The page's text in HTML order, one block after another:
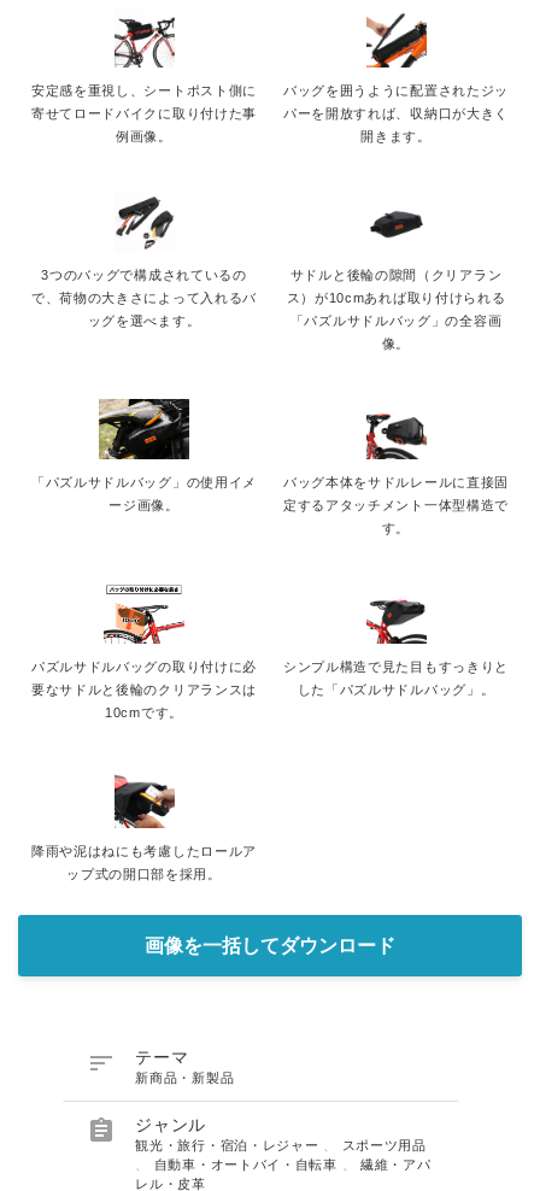
安定感を重視し、シートポスト側に
寄せてロードバイクに取り付けた事
例画像。
バッグを囲うように配置されたジッ
パーを開放すれば、収納口が大きく
開きます。
3つのバッグで構成されているの
で、荷物の大きさによって入れるバ
ッグを選べます。
サドルと後輪の隙間（クリアラン
ス）が10cmあれば取り付けられる
「パズルサドルバッグ」の全容画
像。
「パズルサドルバッグ」の使用イメ
ージ画像。
バッグ本体をサドルレールに直接固
定するアタッチメント一体型構造で
す。
パズルサドルバッグの取り付けに必
要なサドルと後輪のクリアランスは
10cmです。
シンプル構造で見た目もすっきりと
した「パズルサドルバッグ」。
降雨や泥はねにも考慮したロールア
ップ式の開口部を採用。
画像を一括してダウンロード
 テーマ
新商品・新製品
 ジャンル
観光・旅行・宿泊・レジャー
スポーツ用品
自動車・オートバイ・自転車
繊維・アパ
レル・皮革